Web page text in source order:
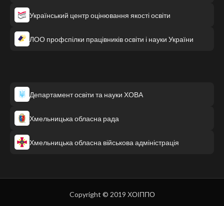
Український центр оцінювання якості освіти
ЛОО профспілки працівників освіти і науки України
Департамент освіти та науки ХОВА
Хмельницька обласна рада
Хмельницька обласна військова адміністрація
Copyright © 2019 ХОІППО